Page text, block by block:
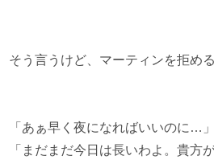
そう言うけど、マーティンを拒め
「あぁ早く夜になればいいのに…」
「まだまだ今日は長いわよ。貴方